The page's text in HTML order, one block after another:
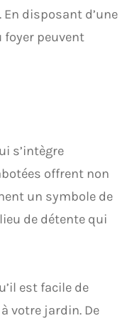
disposant d’une
peuvent
s’intègre
offrent non
un symbole de
de détente qui
est facile de
votre jardin. De